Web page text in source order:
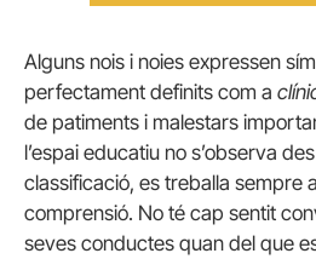
Alguns nois i noies expressen
perfectament definits com a
de patiments i malestars
l’espai educatiu no s’observa
classificació, es treballa sempre
comprensió. No té cap sentit
seves conductes quan del que